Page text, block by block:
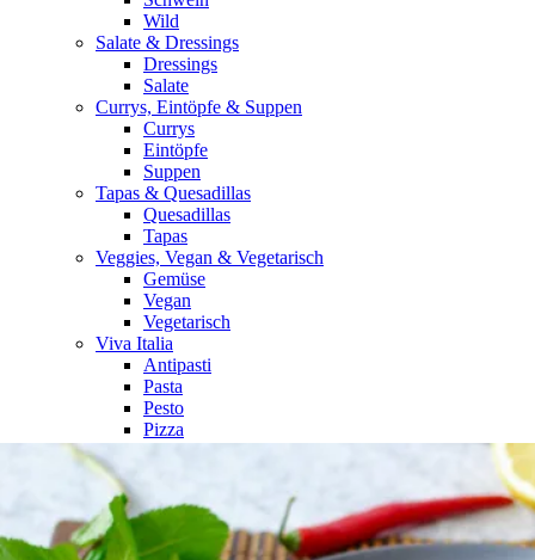
Wild
Salate & Dressings
Dressings
Salate
Currys, Eintöpfe & Suppen
Currys
Eintöpfe
Suppen
Tapas & Quesadillas
Quesadillas
Tapas
Veggies, Vegan & Vegetarisch
Gemüse
Vegan
Vegetarisch
Viva Italia
Antipasti
Pasta
Pesto
Pizza
MENU